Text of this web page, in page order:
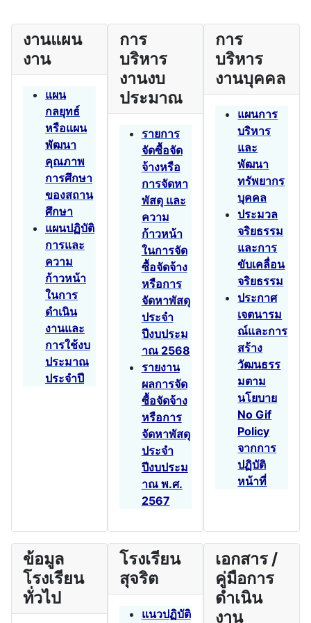
งานแผน
งาน
แผน
กลยุทธ์
หรือแผน
พัฒนา
คุณภาพ
การศึกษา
ของสถาน
ศึกษา
แผนปฏิบัติ
การและ
ความ
ก้าวหน้า
ในการ
ดำเนิน
งานและ
การใช้งบ
ประมาณ
ประจำปี
การ
บริหาร
งานงบ
ประมาณ
รายการ
จัดซื้อจัด
จ้างหรือ
การจัดหา
พัสดุ และ
ความ
ก้าวหน้า
ในการจัด
ซื้อจัดจ้าง
หรือการ
จัดหาพัสดุ
ประจำ
ปีงบประม
าณ 2568
รายงาน
ผลการจัด
ซื้อจัดจ้าง
หรือการ
จัดหาพัสดุ
ประจำ
ปีงบประม
าณ พ.ศ.
2567
การ
บริหาร
งานบุคคล
แผนการ
บริหาร
และ
พัฒนา
ทรัพยากร
บุคคล
ประมวล
จริยธรรม
และการ
ขับเคลื่อน
จริยธรรม
ประกาศ
เจตนารม
ณ์และการ
สร้าง
วัฒนธรร
มตาม
นโยบาย
No Gif
Policy
จากการ
ปฏิบัติ
หน้าที่
ข้อมูล
โรงเรียน
ทั่วไป
โรงเรียน
สุจริต
แนวปฏิบัติ
เอกสาร /
คู่มือการ
ดำเนิน
งาน